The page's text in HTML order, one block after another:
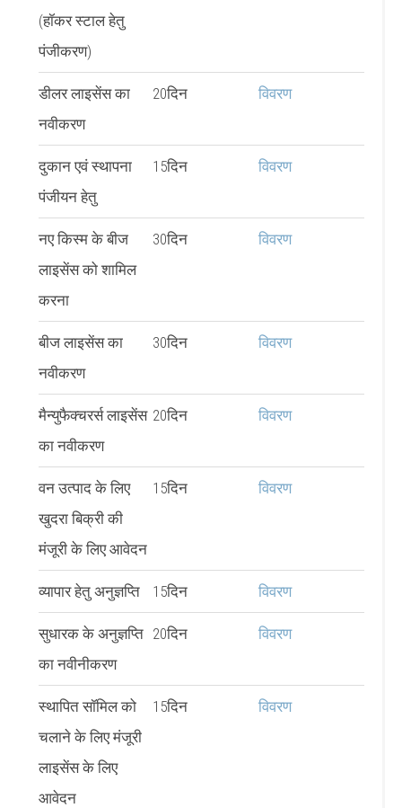
(हॉकर स्टाल हेतु
पंजीकरण)
डीलर लाइसेंस का
नवीकरण
20दिन विवरण
दुकान एवं स्थापना
पंजीयन हेतु
15दिन विवरण
नए किस्म के बीज
लाइसेंस को शामिल
करना
30दिन विवरण
बीज लाइसेंस का
नवीकरण
30दिन विवरण
मैन्युफैक्चरर्स लाइसेंस
का नवीकरण
20दिन विवरण
वन उत्पाद के लिए
खुदरा बिक्री की
मंजूरी के लिए आवेदन
15दिन विवरण
व्यापार हेतु अनुज्ञप्ति 15दिन विवरण
सुधारक के अनुज्ञप्ति
का नवीनीकरण
20दिन विवरण
स्थापित सॉमिल को
चलाने के लिए मंजूरी
लाइसेंस के लिए
आवेदन
15दिन विवरण